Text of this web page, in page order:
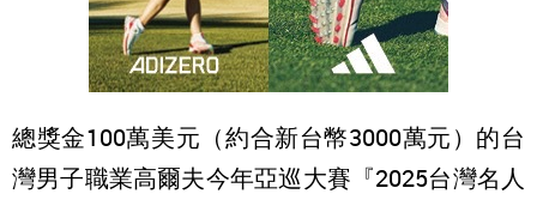
總獎金100萬美元（約合新台幣3000萬元）的台
灣男子職業高爾夫今年亞巡大賽『2025台灣名人